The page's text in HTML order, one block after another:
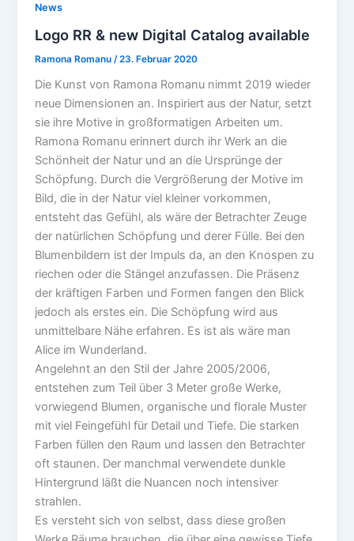
News
Logo RR & new Digital Catalog available
Ramona Romanu /23. Februar 2020
Die Kunst von Ramona Romanu nimmt 2019 wieder
neue Dimensionen an. Inspiriert aus der Natur, setzt
sie ihre Motive in großformatigen Arbeiten um.
Ramona Romanu erinnert durch ihr Werk an die
Schönheit der Natur und an die Ursprünge der
Schöpfung. Durch die Vergrößerung der Motive im
Bild, die in der Natur viel kleiner vorkommen,
entsteht das Gefühl, als wäre der Betrachter Zeuge
der natürlichen Schöpfung und derer Fülle. Bei den
Blumenbildern ist der Impuls da, an den Knospen zu
riechen oder die Stängel anzufassen. Die Präsenz
der kräftigen Farben und Formen fangen den Blick
jedoch als erstes ein. Die Schöpfung wird aus
unmittelbare Nähe erfahren. Es ist als wäre man
Alice im Wunderland.
Angelehnt an den Stil der Jahre 2005/2006,
entstehen zum Teil über 3 Meter große Werke,
vorwiegend Blumen, organische und florale Muster
mit viel Feingefühl für Detail und Tiefe. Die starken
Farben füllen den Raum und lassen den Betrachter
oft staunen. Der manchmal verwendete dunkle
Hintergrund läßt die Nuancen noch intensiver
strahlen.
Es versteht sich von selbst, dass diese großen